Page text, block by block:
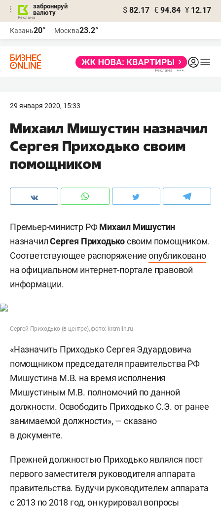
забронируй
валюту
$ 82.17 € 94.84 ¥ 12.17
Казань20° Москва23.2°
29 января 2020, 15:33
Михаил Мишустин назначил
Сергея Приходько своим
помощником
Премьер-министр РФМихаил Мишустин
назначилСергея Приходькосвоим помощником.
Соответствующее распоряжениеопубликовано
на официальном интернет-портале правовой
информации.
Сергей Приходько (в центре), фото: kremlin.ru
«Назначить Приходько Сергея Эдуардовича
помощником председателя правительства РФ
Мишустина М.В. на время исполнения
Мишустиным М.В. полномочий по данной
должности. Освободить Приходько С.Э. от ранее
занимаемой должности», — сказано
в документе.
Прежней должностью Приходько являлся пост
первого заместителя руководителя аппарата
правительства. Будучи руководителем аппарата
с 2013 по 2018 год, он курировал вопросы